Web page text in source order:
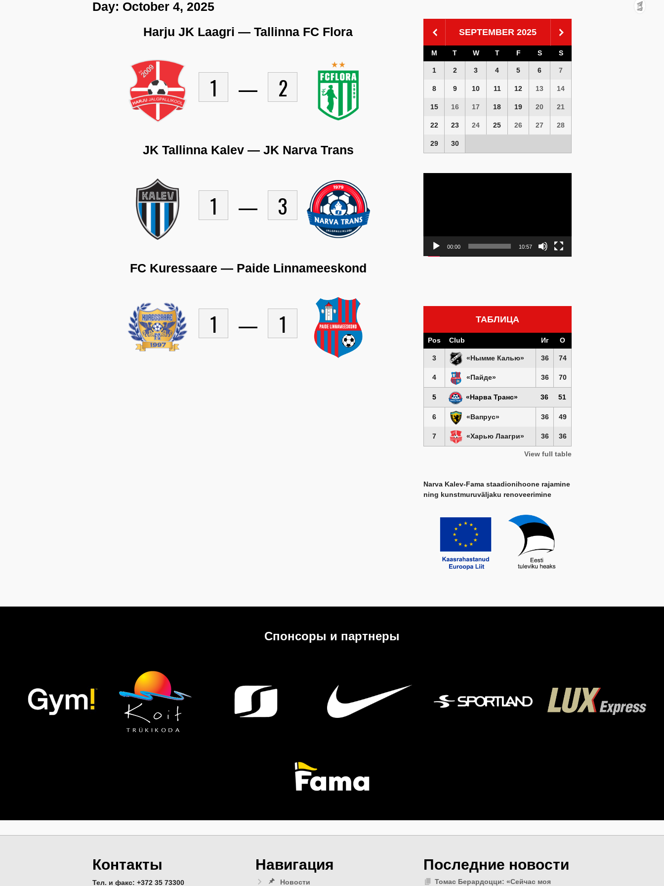
Day: October 4, 2025
Harju JK Laagri — Tallinna FC Flora
1 — 2
JK Tallinna Kalev — JK Narva Trans
1 — 3
FC Kuressaare — Paide Linnameeskond
1 — 1
SEPTEMBER 2025
M T W T F S S
1 2 3 4 5 6 7
8 9 10 11 12 13 14
15 16 17 18 19 20 21
22 23 24 25 26 27 28
29 30
00:00 10:57
ТАБЛИЦА
Pos Club Иг О
3 «Нымме Калью» 36 74
4 «Пайде» 36 70
5 «Нарва Транс» 36 51
6 «Вапрус» 36 49
7 «Харью Лаагри» 36 36
View full table
Narva Kalev-Fama staadionihoone rajamine
ning kunstmuruväljaku renoveerimine
Спонсоры и партнеры
Контакты
Тел. и факс: +372 35 73300
Навигация
Новости
Последние новости
Томас Берардоцци: «Сейчас моя